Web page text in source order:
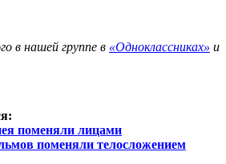
в нашей группе в «Одноклассниках» и
поменяли лицами
поменяли телосложением